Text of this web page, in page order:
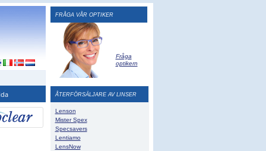
FRÅGA VÅR OPTIKER
Fråga
optikern
ÅTERFÖRSÄLJARE AV LINSER
Lenson
Mister Spex
Specsavers
Lentiamo
LensNow